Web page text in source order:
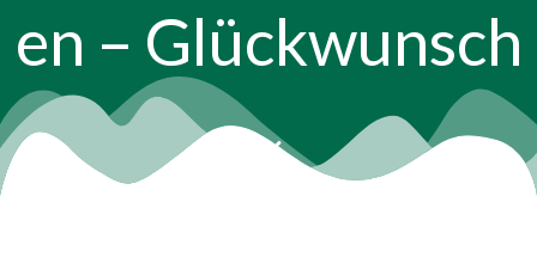
en – Glückwunsch